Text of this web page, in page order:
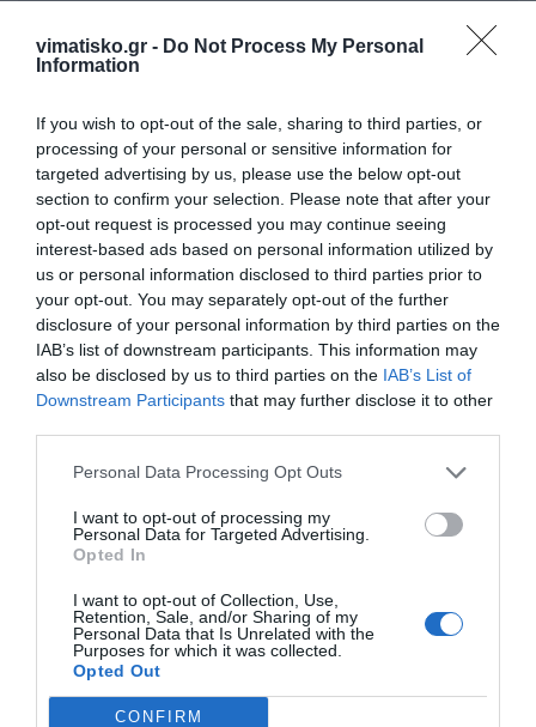
vimatisko.gr - Do Not Process My Personal
Information
If you wish to opt-out of the sale, sharing to third parties, or
processing of your personal or sensitive information for
targeted advertising by us, please use the below opt-out
section to confirm your selection. Please note that after your
opt-out request is processed you may continue seeing
interest-based ads based on personal information utilized by
us or personal information disclosed to third parties prior to
your opt-out. You may separately opt-out of the further
disclosure of your personal information by third parties on the
IAB’s list of downstream participants. This information may
also be disclosed by us to third parties on the IAB’s List of
Downstream Participants that may further disclose it to other
Personal Data Processing Opt Outs
I want to opt-out of processing my
Personal Data for Targeted Advertising.
Opted In
I want to opt-out of Collection, Use,
Retention, Sale, and/or Sharing of my
Personal Data that Is Unrelated with the
Purposes for which it was collected.
Opted Out
CONFIRM
Πρόσθεσε ένα σχόλιο
ΤΙΤΛΟΣ
ΣΧΟΛΙΟ
Αποστολή